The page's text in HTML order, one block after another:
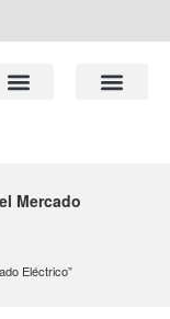
Mercado
Eléctrico”